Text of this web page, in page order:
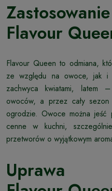
Flavour
Flavour Queen to odmiana,
ze względu na owoce, jak i
zachwyca kwiatami, latem –
owoców, a przez cały
ogrodzie. Owoce można
cenne w kuchni,
przetworów o wyjątkowym
Uprawa